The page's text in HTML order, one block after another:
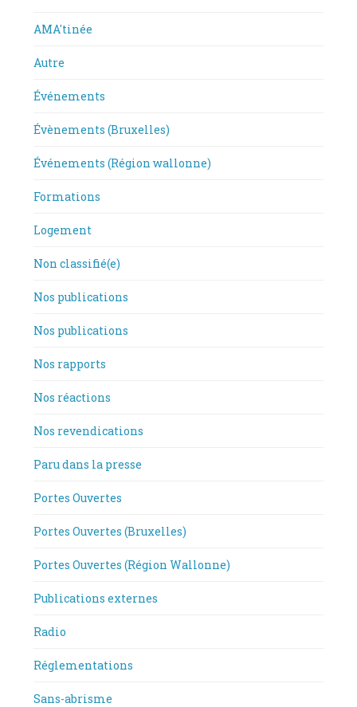
AMA'tinée
Autre
Événements
Évènements (Bruxelles)
Événements (Région wallonne)
Formations
Logement
Non classifié(e)
Nos publications
Nos publications
Nos rapports
Nos réactions
Nos revendications
Paru dans la presse
Portes Ouvertes
Portes Ouvertes (Bruxelles)
Portes Ouvertes (Région Wallonne)
Publications externes
Radio
Réglementations
Sans-abrisme